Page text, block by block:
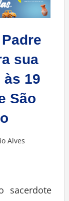
sua
às 19
São
Alves
sacerdote